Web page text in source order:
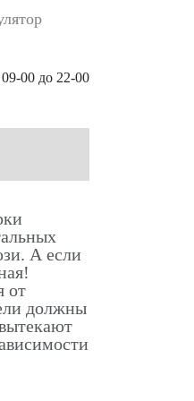
00 до 22-00
А если
от
должны